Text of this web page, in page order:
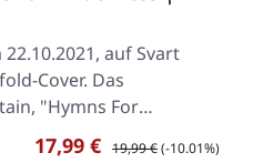
auf Svart
Cover. Das
"Hymns For
Verkaufspreis:
17,99 € Regulärer Preis:
19,99 €(-10.01%)